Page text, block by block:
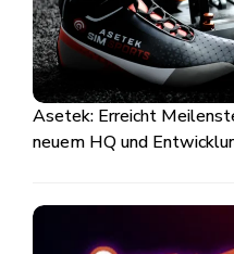
Asetek: Erreicht
neuem HQ und